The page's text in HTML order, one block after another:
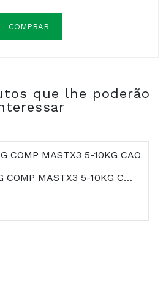
COMPRAR
COMPRARque lhe poderão
SIMPARICA 20MG COMP MASTX3 5-10KG CAO